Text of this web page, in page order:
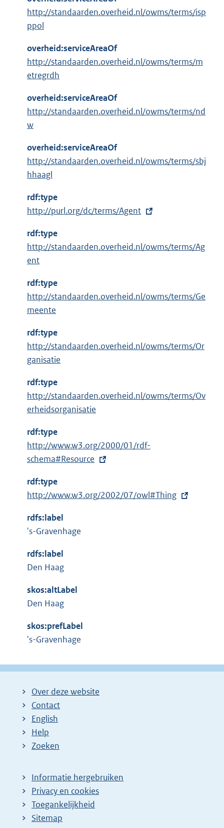
http://standaarden.overheid.nl/owms/terms/isp
ppol
overheid:serviceAreaOf
http://standaarden.overheid.nl/owms/terms/m
etregrdh
overheid:serviceAreaOf
http://standaarden.overheid.nl/owms/terms/nd
w
overheid:serviceAreaOf
http://standaarden.overheid.nl/owms/terms/sbj
hhaagl
rdf:type
E
t
e
r
e
n
k
:
http://purl.org/dc/terms/Agent
rdf:type
http://standaarden.overheid.nl/owms/terms/Ag
ent
rdf:type
http://standaarden.overheid.nl/owms/terms/Ge
meente
rdf:type
http://standaarden.overheid.nl/owms/terms/Or
ganisatie
rdf:type
http://standaarden.overheid.nl/owms/terms/Ov
erheidsorganisatie
rdf:type
E
x
e
r
e
i
n
:
http://www.w3.org/2000/01/rdf-
schema#Resource
rdf:type
E
t
e
n
l
i
k
http://www.w3.org/2002/07/owl#Thing
rdfs:label
's-Gravenhage
rdfs:label
Den Haag
skos:altLabel
Den Haag
skos:prefLabel
's-Gravenhage
Over deze website
Contact
English
Help
Zoeken
Informatie hergebruiken
Privacy en cookies
Toegankelijkheid
Sitemap